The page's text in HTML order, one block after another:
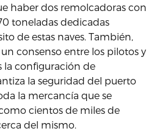
haber dos remolcadoras con
toneladas dedicadas
de estas naves. También,
consenso entre los pilotos y
la configuración de
la seguridad del puerto
la mercancía que se
cientos de miles de
del mismo.